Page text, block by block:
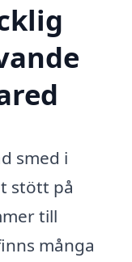
smed i
stött på
till
många